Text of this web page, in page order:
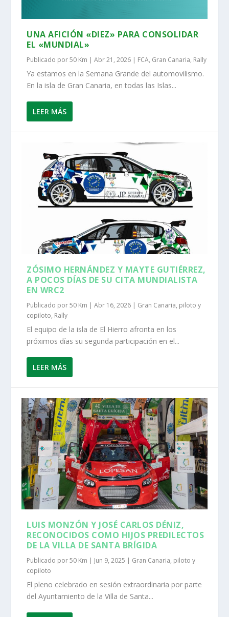
UNA AFICIÓN «DIEZ» PARA CONSOLIDAR
EL «MUNDIAL»
Publicado por50 Km |Abr 21, 2026 | FCA, Gran Canaria, Rally
Ya estamos en la Semana Grande del automovilismo.
En la isla de Gran Canaria, en todas las Islas...
LEER MÁS
ZÓSIMO HERNÁNDEZ Y MAYTE GUTIÉRREZ,
A POCOS DÍAS DE SU CITA MUNDIALISTA
EN WRC2
Publicado por50 Km |Abr 16, 2026 | Gran Canaria, piloto y
copiloto, Rally
El equipo de la isla de El Hierro afronta en los
próximos días su segunda participación en el...
LEER MÁS
LUIS MONZÓN Y JOSÉ CARLOS DÉNIZ,
RECONOCIDOS COMO HIJOS PREDILECTOS
DE LA VILLA DE SANTA BRÍGIDA
Publicado por50 Km | Jun 9, 2025 | Gran Canaria, piloto y
copiloto
El pleno celebrado en sesión extraordinaria por parte
del Ayuntamiento de la Villa de Santa...